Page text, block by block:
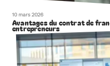
10 mars 2026
Avantages du contrat de
entrepreneurs